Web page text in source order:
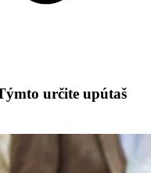
určite upútaš